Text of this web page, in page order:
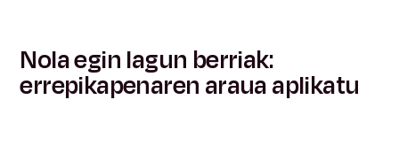
Nola egin lagun berriak:
errepikapenaren araua aplikatu